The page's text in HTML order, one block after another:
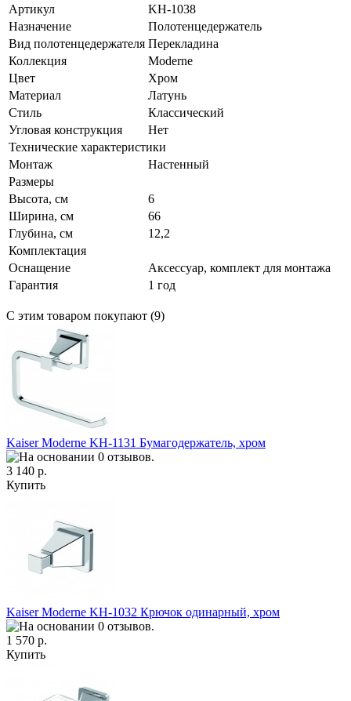
Артикул
KH-1038
Назначение
Полотенцедержатель
Вид полотенцедержателя Перекладина
Коллекция
Moderne
Цвет
Хром
Материал
Латунь
Стиль
Классический
Угловая конструкция
Нет
Технические характеристики
Монтаж
Настенный
Размеры
Высота, см
6
Ширина, см
66
Глубина, см
12,2
Комплектация
Оснащение
Аксессуар, комплект для монтажа
Гарантия
1 год
С этим товаром покупают (9)
Kaiser Moderne KH-1131 Бумагодержатель, хром
3 140 р.
Купить
Kaiser Moderne KH-1032 Крючок одинарный, хром
1 570 р.
Купить